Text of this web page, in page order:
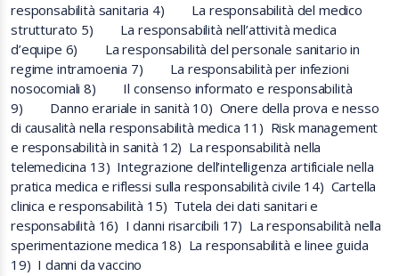
responsabilità sanitaria 4) La responsabilità del medico
strutturato 5) La responsabilità nell’attività medica
d’equipe 6) La responsabilità del personale sanitario in
regime intramoenia 7) La responsabilità per infezioni
nosocomiali 8) Il consenso informato e responsabilità
9) Danno erariale in sanità 10) Onere della prova e nesso
di causalità nella responsabilità medica 11) Risk management
e responsabilità in sanità 12) La responsabilità nella
telemedicina 13) Integrazione dell’intelligenza artificiale nella
pratica medica e riflessi sulla responsabilità civile 14) Cartella
clinica e responsabilità 15) Tutela dei dati sanitari e
responsabilità 16) I danni risarcibili 17) La responsabilità nella
sperimentazione medica 18) La responsabilità e linee guida
19) I danni da vaccino